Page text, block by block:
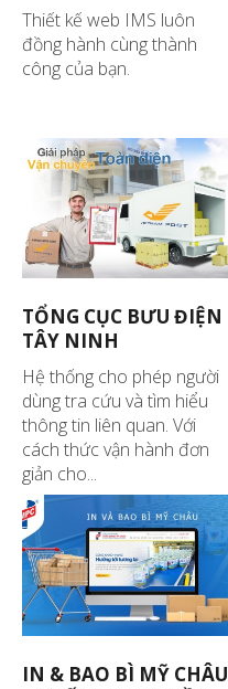
Thiết kế web IMS luôn
đồng hành cùng thành
công của bạn.
TỔNG CỤC BƯU ĐIỆN
TÂY NINH
Hệ thống cho phép người
dùng tra cứu và tìm hiểu
thông tin liên quan. Với
cách thức vận hành đơn
giản cho...
IN & BAO BÌ MỸ CHÂU